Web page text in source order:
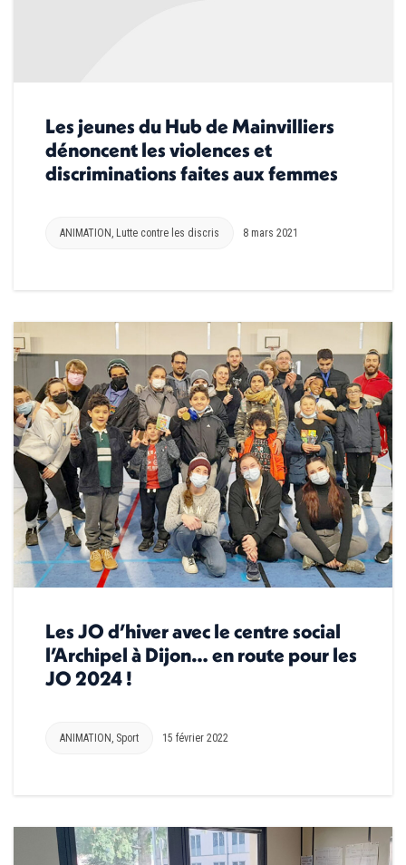
Les jeunes du Hub de Mainvilliers
dénoncent les violences et
discriminations faites aux femmes
ANIMATION , Lutte contre les discris 8 mars 2021
Les JO d’hiver avec le centre social
l’Archipel à Dijon… en route pour les
JO 2024 !
ANIMATION, Sport 15 février 2022